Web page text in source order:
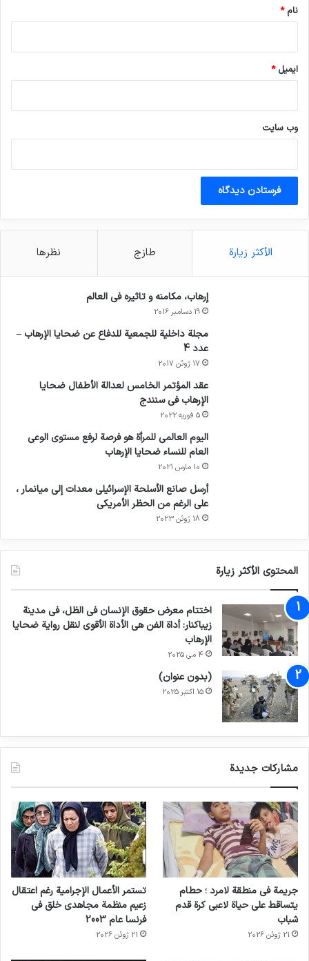
نام*
ایمیل*
وب‌ سایت
الأكثر زيارة طازج نظرها
إرهاب، مكامنه و تاثيره في العالم
19 دسامبر 2016
مجلة داخلية للجمعية للدفاع عن ضحايا الإرهاب –
عدد 4
17 ژوئن 2017
عقد المؤتمر الخامس لعدالة الأطفال ضحايا
الإرهاب في سنندج
5 فوریه 2022
اليوم العالمي للمرأة هو فرصة لرفع مستوى الوعي
العام للنساء ضحايا الإرهاب
10 مارس 2021
أرسل صانع الأسلحة الإسرائيلي معدات إلى ميانمار ،
على الرغم من الحظر الأمريكي
18 ژوئن 2023
المحتوى الأكثر زيارة
اختتام معرض حقوق الإنسان في الظل، في مدينة
زيباكنار: أداة الفن هي الأداة الأقوى لنقل رواية ضحايا
الإرهاب
4 می 2025
(بدون عنوان)
15 اکتبر 2025
مشاركات جديدة
جريمة في منطقة لامرد ؛ حطام
يتساقط على حياة لاعبي كرة قدم
شباب
21 ژوئن 2026
تستمر الأعمال الإجرامية رغم اعتقال
زعيم منظمة مجاهدي خلق في
فرنسا عام 2003
21 ژوئن 2026